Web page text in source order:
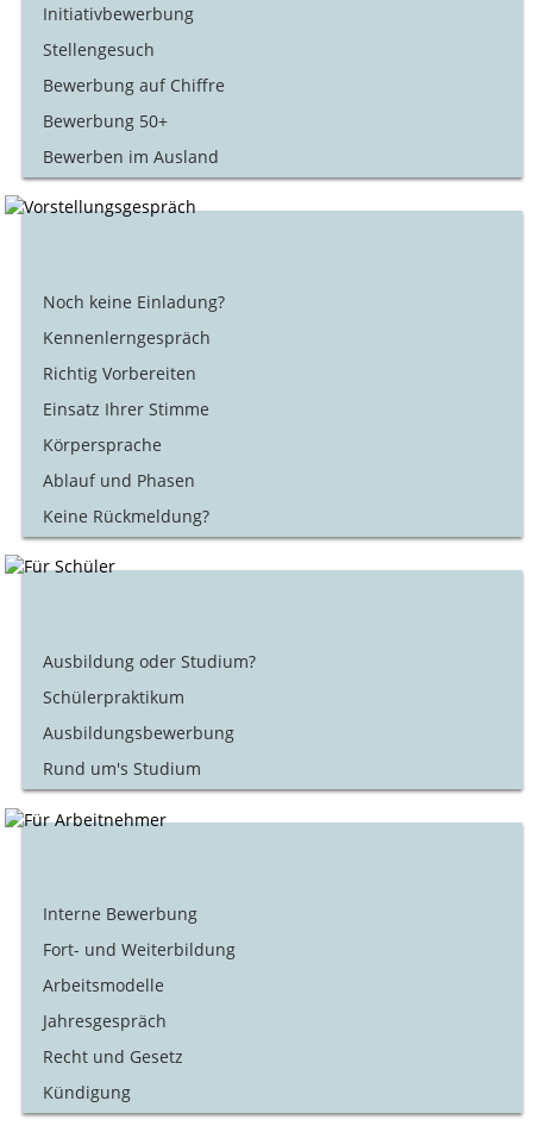
Initiativbewerbung
Stellengesuch
Bewerbung auf Chiffre
Bewerbung 50+
Bewerben im Ausland
Noch keine Einladung?
Kennenlerngespräch
Richtig Vorbereiten
Einsatz Ihrer Stimme
Körpersprache
Ablauf und Phasen
Keine Rückmeldung?
Ausbildung oder Studium?
Schülerpraktikum
Ausbildungsbewerbung
Rund um's Studium
Interne Bewerbung
Fort- und Weiterbildung
Arbeitsmodelle
Jahresgespräch
Recht und Gesetz
Kündigung